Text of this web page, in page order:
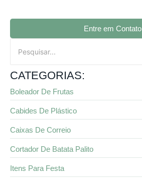
Entre em Contato
CATEGORIAS:
Boleador De Frutas
Cabides De Plástico
Caixas De Correio
Cortador De Batata Palito
Itens Para Festa